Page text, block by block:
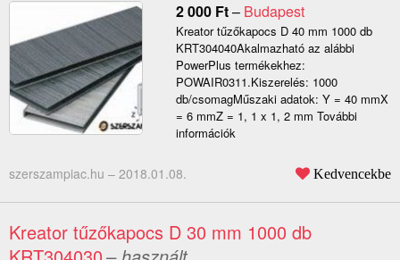
2 000 Ft– Budapest
Kreator tűzőkapocs D 40 mm 1000 db
KRT304040Akalmazható az alábbi
PowerPlus termékekhez:
POWAIR0311.Kiszerelés: 1000
db/csomagMűszaki adatok: Y = 40 mmX
= 6 mmZ = 1, 1 x 1, 2 mm További
információk
szerszampiac.hu – 2018.01.08. Kedvencekbe
Kreator tűzőkapocs D 30 mm 1000 db